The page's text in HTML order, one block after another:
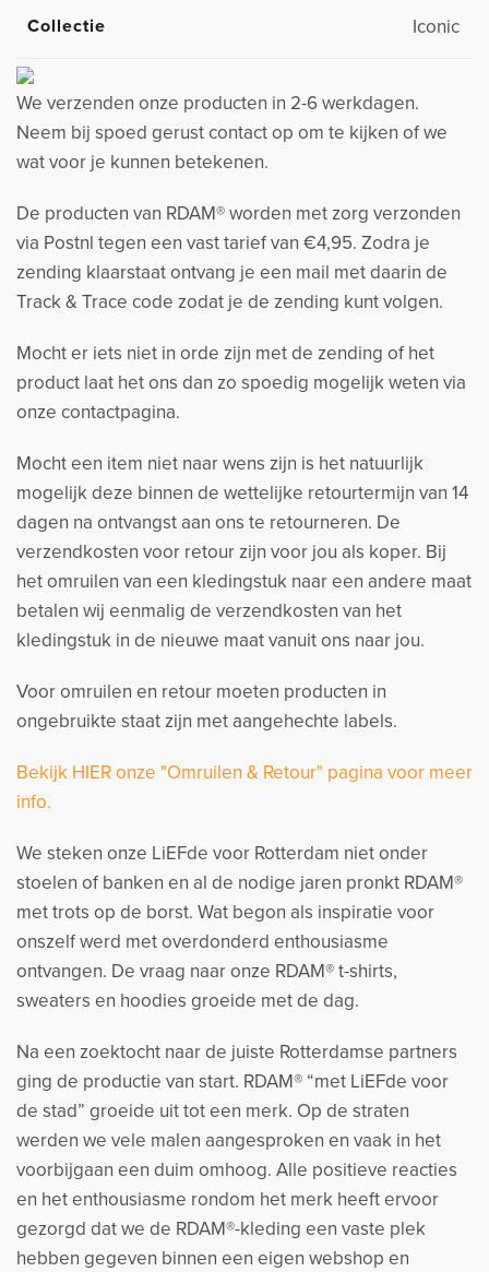
Collectie Iconic
We verzenden onze producten in 2-6 werkdagen.
Neem bij spoed gerust contact op om te kijken of we
wat voor je kunnen betekenen.
De producten van RDAM® worden met zorg verzonden
via Postnl tegen een vast tarief van €4,95. Zodra je
zending klaarstaat ontvang je een mail met daarin de
Track & Trace code zodat je de zending kunt volgen.
Mocht er iets niet in orde zijn met de zending of het
product laat het ons dan zo spoedig mogelijk weten via
onze contactpagina.
Mocht een item niet naar wens zijn is het natuurlijk
mogelijk deze binnen de wettelijke retourtermijn van 14
dagen na ontvangst aan ons te retourneren. De
verzendkosten voor retour zijn voor jou als koper. Bij
het omruilen van een kledingstuk naar een andere maat
betalen wij eenmalig de verzendkosten van het
kledingstuk in de nieuwe maat vanuit ons naar jou.
Voor omruilen en retour moeten producten in
ongebruikte staat zijn met aangehechte labels.
Bekijk HIER onze "Omruilen & Retour" pagina voor meer
info.
We steken onze LiEFde voor Rotterdam niet onder
stoelen of banken en al de nodige jaren pronkt RDAM®
met trots op de borst. Wat begon als inspiratie voor
onszelf werd met overdonderd enthousiasme
ontvangen. De vraag naar onze RDAM® t-shirts,
sweaters en hoodies groeide met de dag.
Na een zoektocht naar de juiste Rotterdamse partners
ging de productie van start. RDAM® “met LiEFde voor
de stad” groeide uit tot een merk. Op de straten
werden we vele malen aangesproken en vaak in het
voorbijgaan een duim omhoog. Alle positieve reacties
en het enthousiasme rondom het merk heeft ervoor
gezorgd dat we de RDAM®-kleding een vaste plek
hebben gegeven binnen een eigen webshop en